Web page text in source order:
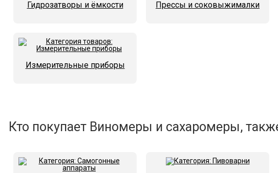
Гидрозатворы и ёмкости Прессы и соковыжималки
Измерительные приборы
Кто покупает Виномеры и сахаромеры,